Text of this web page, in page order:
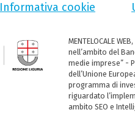
Informativa cookie
MENTELOCALE
nell’ambito del
medie imprese” -
dell’Unione
programma di
riguardato
ambito SEO e